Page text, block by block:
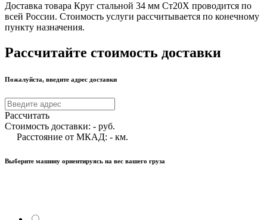
Доставка товара Круг стальной 34 мм Ст20Х проводится по
всей России. Стоимость услуги рассчитывается по конечному
пункту назначения.
Рассчитайте стоимость доставки
Пожалуйста, введите адрес доставки
Рассчитать
Стоимость доставки: - руб.
Расстояние от МКАД: - км.
Выберите машину ориентируясь на вес вашего груза